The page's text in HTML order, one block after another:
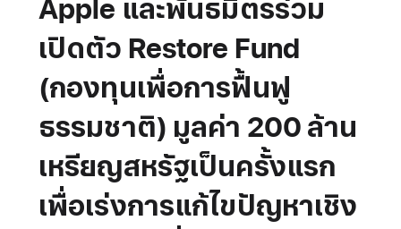
Apple และพันธมิตรร่วม
เปิดตัว Restore Fund
(กองทุนเพื่อการฟื้นฟู
ธรรมชาติ) มูลค่า 200 ล้าน
เหรียญสหรัฐเป็นครั้งแรก
เพื่อเร่งการแก้ไขปัญหาเชิง